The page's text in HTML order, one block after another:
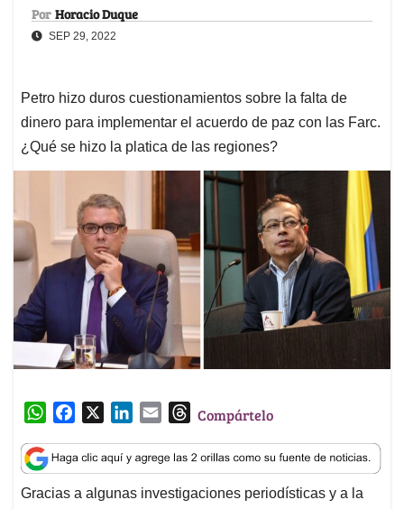
Por Horacio Duque
SEP 29, 2022
Petro hizo duros cuestionamientos sobre la falta de
dinero para implementar el acuerdo de paz con las Farc.
¿Qué se hizo la platica de las regiones?
W
a
t
s
c
e
b
n
k
e
a
i
l
T
r
e
a
Compártelo
Gracias a algunas investigaciones periodísticas y a la